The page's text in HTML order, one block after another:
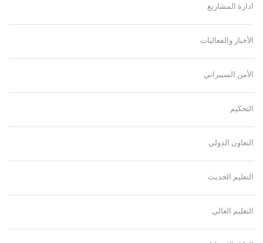
ادارة المشاريع
الأخبار والفعاليات
الأمن السيبراني
التحكيم
التعاون الدولي
التعليم الحديث
التعليم العالي